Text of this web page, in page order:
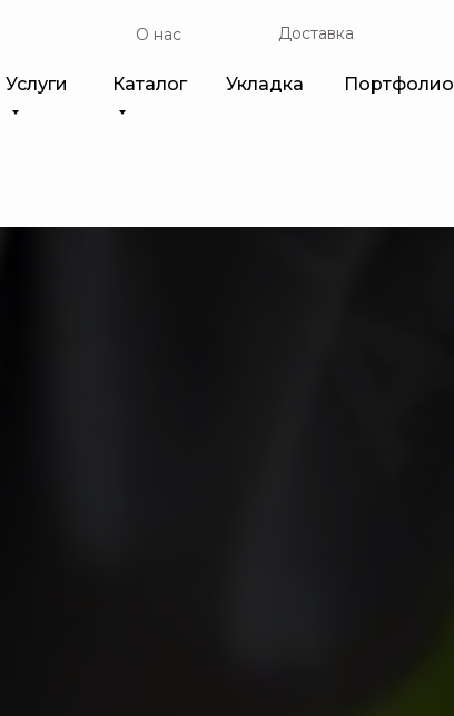
О нас Доставка
Портфолио
Услуги Каталог Укладка